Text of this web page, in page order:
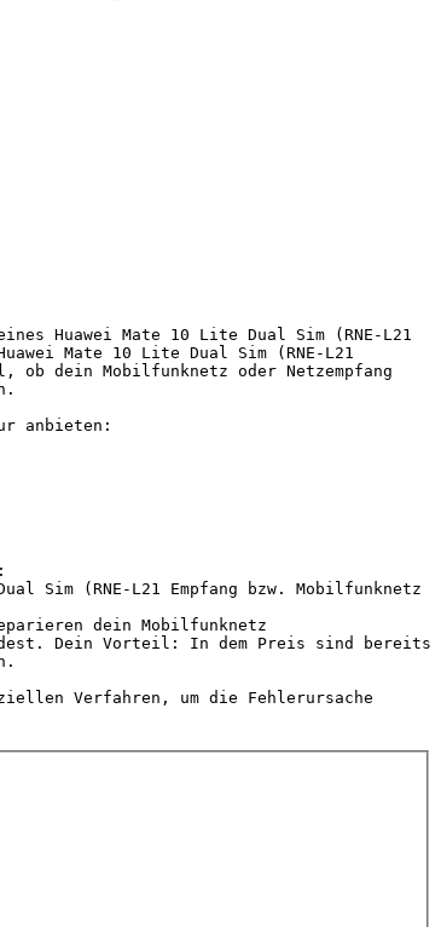
Huawei Mate 10 Lite Dual Sim (RNE-L21
Mate 10 Lite Dual Sim (RNE-L21
dein Mobilfunknetz oder Netzempfang
anbieten:
Sim (RNE-L21 Empfang bzw. Mobilfunknetz
dein Mobilfunknetz
Dein Vorteil: In dem Preis sind bereits
Verfahren, um die Fehlerursache